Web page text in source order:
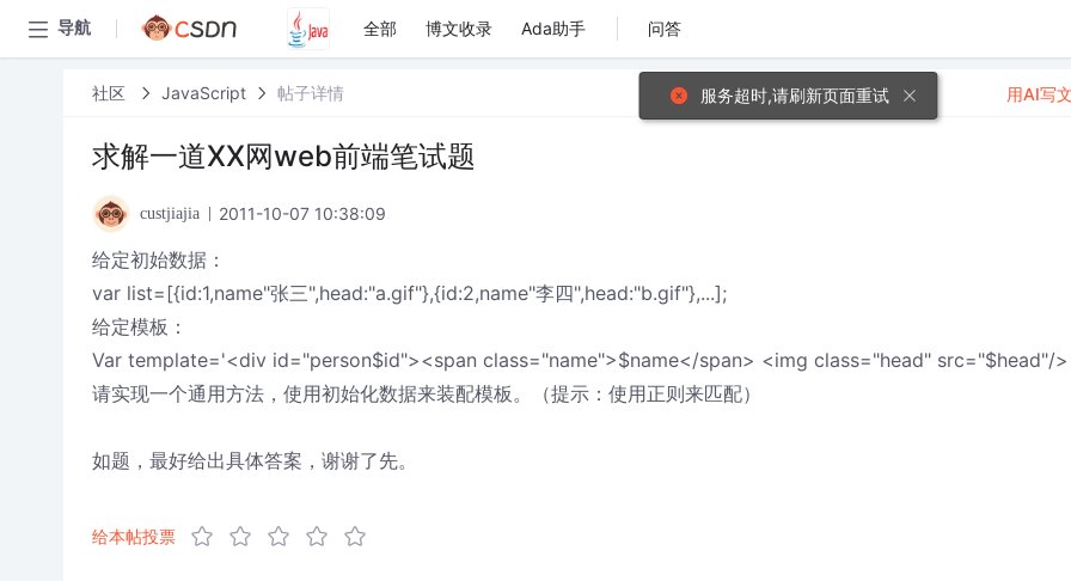
导航 全部 博文收录 Ada助手 问答
社区 JavaScript 帖子详情
求解一道XX网web前端笔试题
custjiajia 2011-10-07 10:38:09
给定初始数据：
var list=[{id:1,name"张三",head:"a.gif"},{id:2,name"李四",head:"b.gif"},...];
给定模板：
Var template='<div id="person$id"><span class="name">$name</span> <img class="head" src="$head"/
请实现一个通用方法，使用初始化数据来装配模板。（提示：使用正则来匹配）
如题，最好给出具体答案，谢谢了先。
给本帖投票
用AI写
服务超时,请刷新页面重试